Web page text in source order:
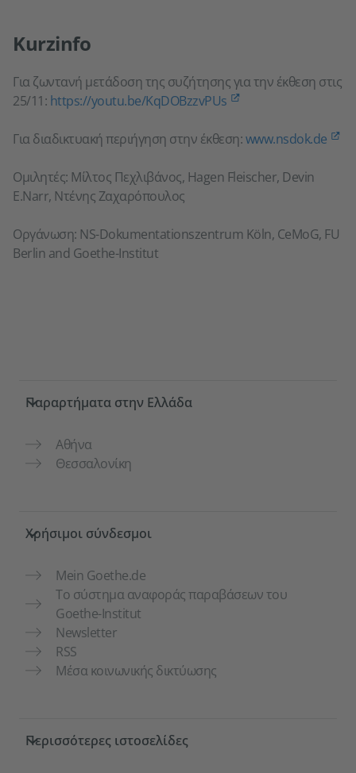
Kurzinfo
Για ζωντανή μετάδοση της συζήτησης για την έκθεση στις
25/11: https://youtu.be/KqDOBzzvPUs
Για διαδικτυακή περιήγηση στην έκθεση:www.nsdok.de
Ομιλητές: Μίλτος Πεχλιβάνος, Hagen Fleischer, Devin
E.Narr, Ντένης Ζαχαρόπουλος
Οργάνωση: NS-Dokumentationszentrum Köln, CeMoG, FU
Berlin and Goethe-Institut
Service- und Informationsbereich
Παραρτήματα στην Ελλάδα
Αθήνα
Θεσσαλονίκη
Χρήσιμοι σύνδεσμοι
Mein Goethe.de
Το σύστημα αναφοράς παραβάσεων του
Goethe-Institut
Newsletter
RSS
Μέσα κοινωνικής δικτύωσης
Περισσότερες ιστοσελίδες